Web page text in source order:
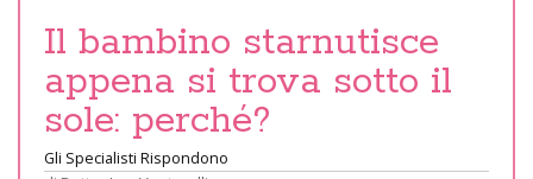
Il bambino starnutisce
appena si trova sotto il
sole: perché?
Gli Specialisti Rispondono